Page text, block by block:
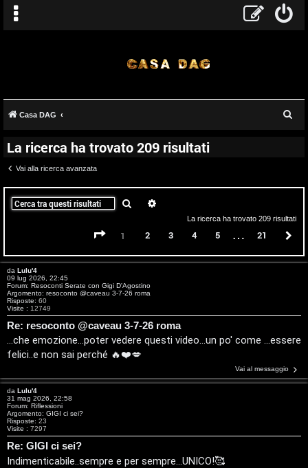
A
r
g
o
m
e
n
t
Casa DAG
La ricerca ha trovato 209 risultati
Vai alla ricerca avanzata
Cerca
La ricerca ha trovato 209 risultati
Pagina di
1 2 3 4 5 … 21
da Lulu'4
09 lug 2026, 22:45
Forum: Resoconti Serate con Gigi D'Agostino
Argomento: resoconto @caveau 3-7-26 roma
Risposte: 60
Visite : 12749
Re: resoconto @caveau 3-7-26 roma
...che emozione...poter vedere questi video...un po' come ...essere
felici..e non sai perché 🔥❤️💋
Vai al messaggio
da Lulu'4
31 mag 2026, 22:58
Forum: Riflessioni
Argomento: GIGI ci sei?
Risposte: 23
Visite : 7297
Re: GIGI ci sei?
Indimenticabile..sempre e per sempre...UNICO!🥰
T
o
p
i
c
A
t
t
i